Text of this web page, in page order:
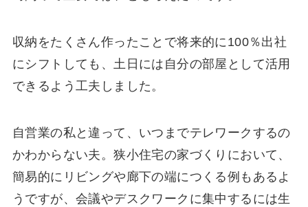
収納をたくさん作ったことで将来的に100％出社
にシフトしても、土日には自分の部屋として活用
できるよう工夫しました。
自営業の私と違って、いつまでテレワークするの
かわからない夫。狭小住宅の家づくりにおいて、
簡易的にリビングや廊下の端につくる例もあるよ
うですが、会議やデスクワークに集中するには生